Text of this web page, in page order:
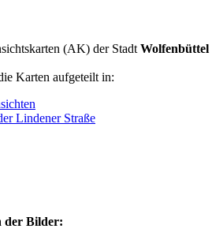
(AK) der Stadt Wolfenbüttel
Karten aufgeteilt in:
Lindener Straße
der Bilder: